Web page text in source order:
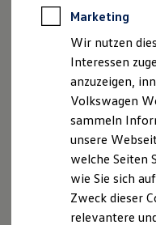
Laden
Laden
Batterie
Sicherheit
Kosten und Kauf
E-Auto-
Geschäftsführer:
USt.-ID: DE
Handelsregister: HRA
Impressum der
Alle Rechte
Marketing
Wir nutzen
Interessen
anzuzeigen,
Volkswagen
sammeln
unsere
welche Seiten
wie Sie sich
Zweck dieser
relevantere